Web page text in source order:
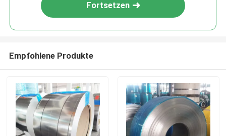
Fortsetzen
Empfohlene Produkte